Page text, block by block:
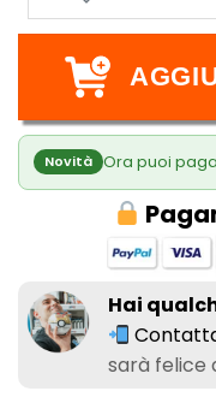
Novità Ora puoi
Hai
sarà felice